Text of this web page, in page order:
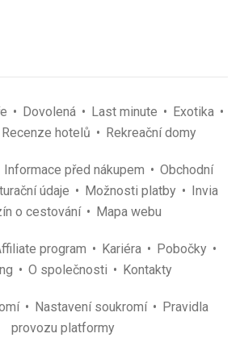
Dovolená Last minute
Exotika
Recenze hotelů Rekreační domy
Informace před nákupem
Obchodní
údaje Možnosti platby
Invia
o cestování
Mapa webu
program Kariéra
Pobočky
O společnosti Kontakty
Nastavení soukromí
Pravidla
provozu platformy